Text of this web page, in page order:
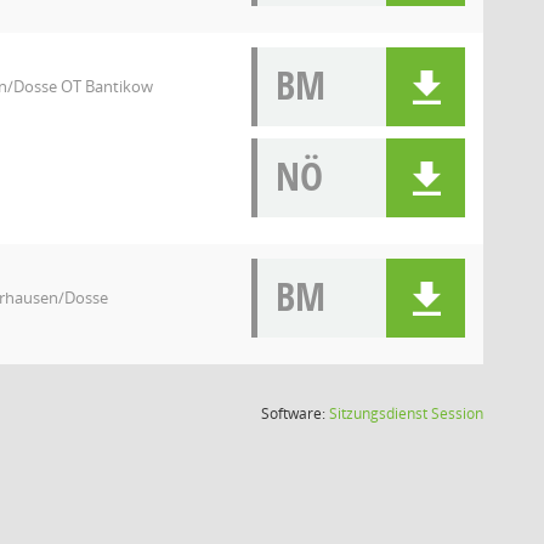
Dosse OT Bantikow
BM
NÖ
Dosse BM
Software:SitzungsdienstSession(Wird in